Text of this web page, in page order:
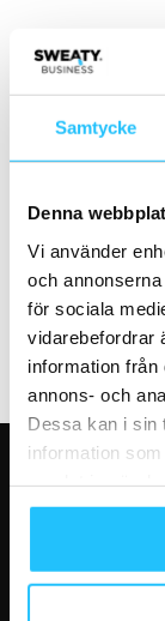
Samtycke
Denna
Vi använder
och
för sociala
vidarebefordrar
information från
annons- och
Dessa kan i sin
information
Sensopro – från
VÅRA